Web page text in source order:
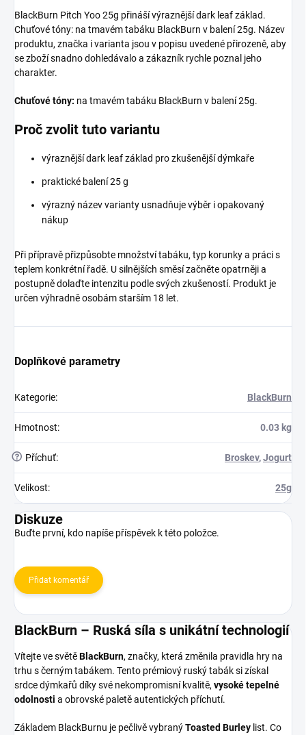
BlackBurn Pitch Yoo 25g přináší výraznější dark leaf základ.
Chuťové tóny: na tmavém tabáku BlackBurn v balení 25g. Název
produktu, značka i varianta jsou v popisu uvedené přirozeně, aby
se zboží snadno dohledávalo a zákazník rychle poznal jeho
charakter.
Chuťové tóny: na tmavém tabáku BlackBurn v balení 25g.
Proč zvolit tuto variantu
výraznější dark leaf základ pro zkušenější dýmkaře
praktické balení 25 g
výrazný název varianty usnadňuje výběr i opakovaný
nákup
Při přípravě přizpůsobte množství tabáku, typ korunky a práci s
teplem konkrétní řadě. U silnějších směsí začněte opatrněji a
postupně dolaďte intenzitu podle svých zkušeností. Produkt je
určen výhradně osobám starším 18 let.
Doplňkové parametry
Kategorie: BlackBurn
Hmotnost: 0.03 kg
? Příchuť: Broskev,Jogurt
Velikost: 25g
Diskuze
Buďte první, kdo napíše příspěvek k této položce.
Přidat komentář
BlackBurn – Ruská síla s unikátní technologií
Vítejte ve světěBlackBurn, značky, která změnila pravidla hry na
trhu s černým tabákem. Tento prémiový ruský tabák si získal
srdce dýmkařů díky své nekompromisní kvalitě, vysoké tepelné
odolnosti a obrovské paletě autentických příchutí.
Základem BlackBurnu je pečlivě vybranýToasted Burley list. Co